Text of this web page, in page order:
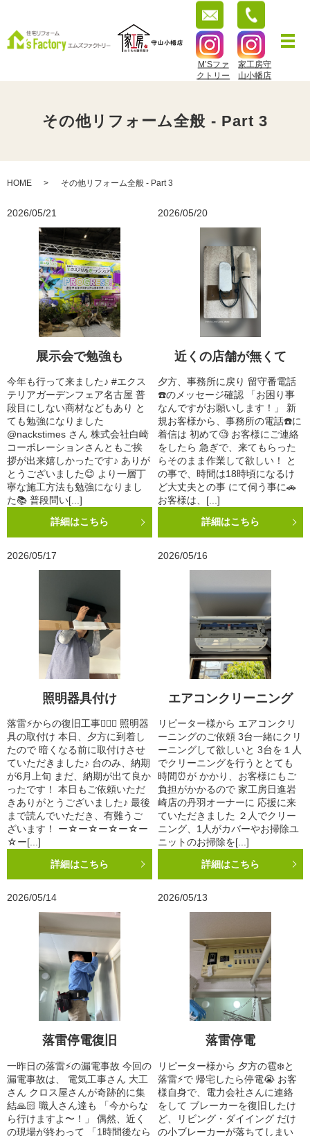
M’Sファ
クトリー
家工房守
山小幡店
その他リフォーム全般 - Part 3
HOME その他リフォーム全般 - Part 3
2026/05/21
展示会で勉強も
今年も行って来ました♪ #エクス
テリアガーデンフェア名古屋 普
段目にしない商材などもあり と
ても勉強になりました
@nackstimes さん 株式会社白崎
コーポレーションさんともご挨
拶が出来嬉しかったです♪ ありが
とうございました😊 より一層丁
寧な施工方法も勉強になりまし
た📚 普段問い[...]
詳細はこちら
2026/05/20
近くの店舗が無くて
夕方、事務所に戻り 留守番電話
☎️のメッセージ確認 「お困り事
なんですがお願いします！」 新
規お客様から、事務所の電話☎️に
着信は 初めて🧐 お客様にご連絡
をしたら 急ぎで、来てもらった
らそのまま作業して欲しい！ と
の事で、時間は18時頃になるけ
ど大丈夫との事 にて伺う事に🚗
お客様は、[...]
詳細はこちら
2026/05/17
照明器具付け
落雷⚡️からの復旧工事👷🏻‍♀️ 照明器
具の取付け 本日、夕方に到着し
たので 暗くなる前に取付けさせ
ていただきました♪ 台のみ、納期
が6月上旬 まだ、納期が出て良か
ったです！ 本日もご依頼いただ
きありがとうございました♪ 最後
まで読んでいただき、有難うご
ざいます！ ー☆ー☆ー☆ー☆ー
☆ー[...]
詳細はこちら
2026/05/16
エアコンクリーニング
リピーター様から エアコンクリ
ーニングのご依頼 3台一緒にクリ
ーニングして欲しいと 3台を１人
でクリーニングを行うととても
時間⏰が かかり、お客様にもご
負担がかかるので 家工房日進岩
崎店の丹羽オーナーに 応援に来
ていただきました ２人でクリー
ニング、1人がカバーやお掃除ユ
ニットのお掃除を[...]
詳細はこちら
2026/05/14
落雷停電復旧
一昨日の落雷⚡️の漏電事故 今回の
漏電事故は、 電気工事さん 大工
さん クロス屋さんが奇跡的に集
結🙏🏻 職人さん達も 「今からな
ら行けますよ〜！」 偶然、近く
の現場が終わって 「1時間後なら
2026/05/13
落雷停電
リピーター様から 夕方の雹❄️と
落雷⚡️で 帰宅したら停電😭 お客
様自身で、電力会社さんに連絡
をして ブレーカーを復旧したけ
ど、リビング・ダイイング だけ
の小ブレーカーが落ちてしまい